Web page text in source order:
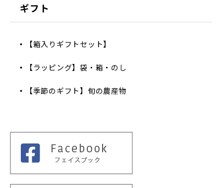
ギフト
【箱入りギフトセット】
【ラッピング】袋・箱・のし
【季節のギフト】旬の農産物